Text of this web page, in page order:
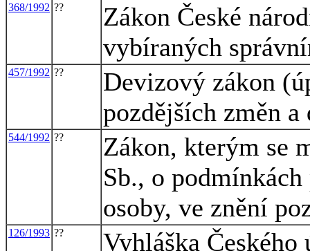
368/1992 ??
Zákon České
vybíraných
457/1992 ??
Devizový zákon
pozdějších změn
544/1992 ??
Zákon, kterým se
Sb., o
osoby, ve znění
126/1993 ??
Vyhláška Českého